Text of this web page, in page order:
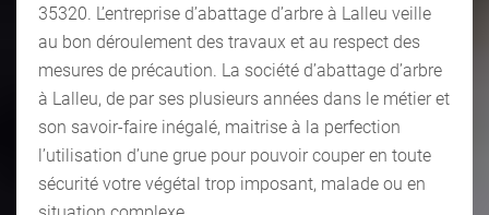
35320. L’entreprise d’abattage d’arbre à Lalleu veille
au bon déroulement des travaux et au respect des
mesures de précaution. La société d’abattage d’arbre
à Lalleu, de par ses plusieurs années dans le métier et
son savoir-faire inégalé, maitrise à la perfection
l’utilisation d’une grue pour pouvoir couper en toute
sécurité votre végétal trop imposant, malade ou en